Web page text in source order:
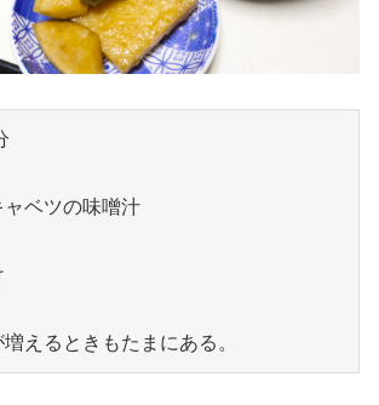
ベツの味噌汁
えるときもたまにある。